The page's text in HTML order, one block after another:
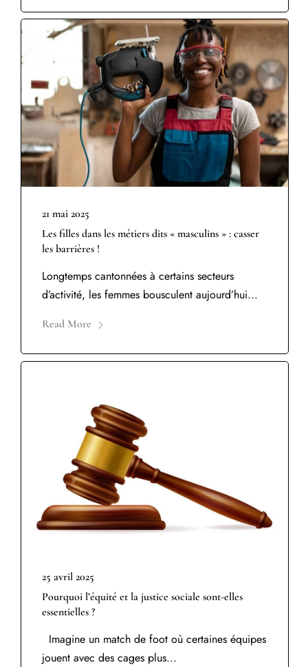
21 mai 2025
Les filles dans les métiers dits « masculins » : casser
les barrières !
Longtemps cantonnées à certains secteurs
d’activité, les femmes bousculent aujourd’hui...
Read More
25 avril 2025
Pourquoi l’équité et la justice sociale sont-elles
essentielles ?
Imagine un match de foot où certaines équipes
jouent avec des cages plus...